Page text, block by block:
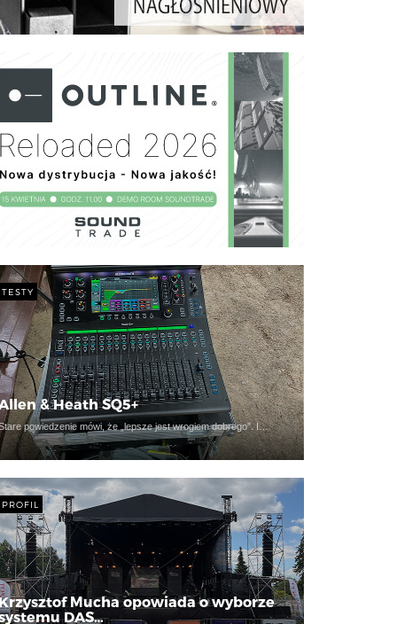
TESTY
& Heath SQ5+
powiedzenie mówi, że „lepsze jest wrogiem dobrego”. I…
PROFIL
Mucha opowiada o wyborze
DAS…